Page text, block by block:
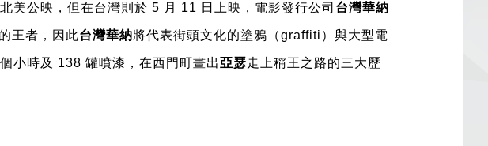
美公映，但在台灣則於 5 月 11 日上映，電影發行公司 台灣華納
王者，因此台灣華納將代表街頭文化的塗鴉（graffiti）與大型電
小時及 138 罐噴漆，在西門町畫出亞瑟走上稱王之路的三大歷